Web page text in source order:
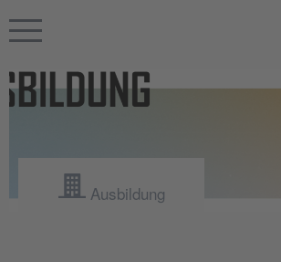
Ausbildung